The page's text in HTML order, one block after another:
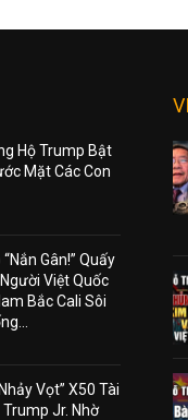
Hộ Trump Bật
Mặt Các Con
Gân!” Quấy
Việt Quốc
Bắc Cali Sôi
Vọt” X50 Tài
Jr. Nhờ